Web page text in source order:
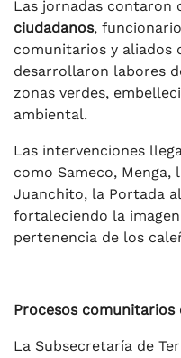
Las jornadas contaron
ciudadanos,
comunitarios y aliados
desarrollaron labores
zonas verdes,
ambiental.
Las intervenciones
como Sameco, Menga,
Juanchito, la Portada
fortaleciendo la
pertenencia de los
Procesos comunitarios
La Subsecretaría de